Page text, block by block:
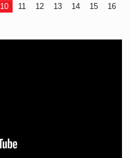
10 11 12 13 14 15
16